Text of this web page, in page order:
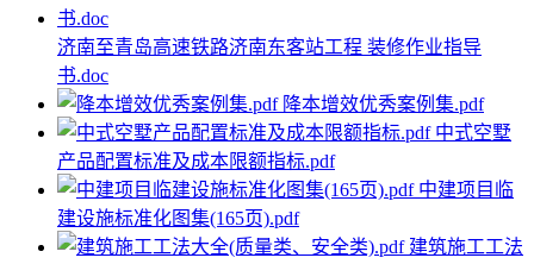
济南至青岛高速铁路济南东客站工程 装修作业指导
书.doc
降本增效优秀案例集.pdf
中式空墅
产品配置标准及成本限额指标.pdf
中建项目临
建设施标准化图集(165页).pdf
建筑施工工法